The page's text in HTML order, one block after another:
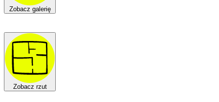
Zobacz galerię
Zobacz rzut